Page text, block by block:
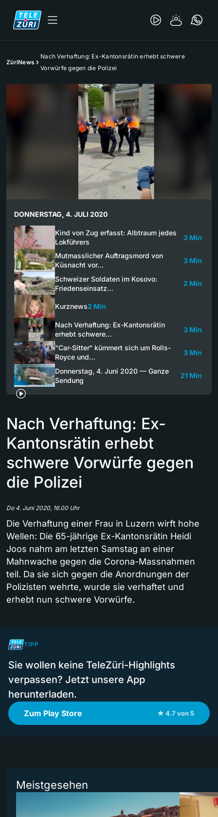
ZüriNews
Nach Verhaftung: Ex-Kantonsrätin erhebt schwere
Vorwürfe gegen die Polizei
DONNERSTAG, 4. JULI 2020
Kind von Zug erfasst: Albtraum jedes
Lokführers
3 Min
Mutmasslicher Auftragsmord von
Küsnacht vor…
3 Min
Schweizer Soldaten im Kosovo:
Friedenseinsatz…
2 Min
Kurznews2 Min
Nach Verhaftung: Ex-Kantonsrätin
erhebt schwere…
3 Min
"Car-Sitter“ kümmert sich um Rolls-
Royce und…
3 Min
Donnerstag, 4. Juni 2020 — Ganze
Sendung
21 Min
Nach Verhaftung: Ex-
Kantonsrätin erhebt
schwere Vorwürfe gegen
die Polizei
Do 4. Juni 2020, 16.00 Uhr
Die Verhaftung einer Frau in Luzern wirft hohe
Wellen: Die 65-jährige Ex-Kantonsrätin Heidi
Joos nahm am letzten Samstag an einer
Mahnwache gegen die Corona-Massnahmen
teil. Da sie sich gegen die Anordnungen der
Polizisten wehrte, wurde sie verhaftet und
erhebt nun schwere Vorwürfe.
TIPP
Sie wollen keine TeleZüri-Highlights
verpassen? Jetzt unsere App
herunterladen.
Zum Play Store ★ 4.7 von 5
Meistgesehen